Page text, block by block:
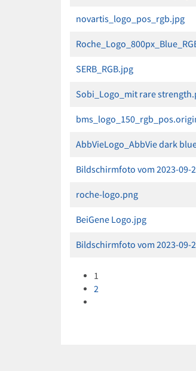
novartis_logo_pos_rgb.jpg
SERB_RGB.jpg
Sobi_Logo_mit rare
AbbVieLogo_AbbVie dark
Bildschirmfoto vom 2023-09-
roche-logo.png
BeiGene Logo.jpg
Bildschirmfoto vom 2023-09-
1
2